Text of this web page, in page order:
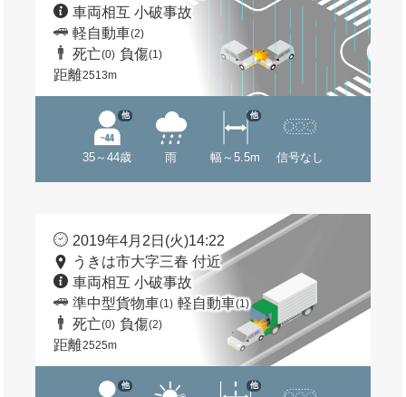
車両相互 小破事故
軽自動車(2)
死亡(0) 負傷(1)
距離2513m
35～44歳
他
雨 幅～5.5m
他
信号なし
2019年4月2日(火)14:22
うきは市大字三春 付近
車両相互 小破事故
準中型貨物車(1) 軽自動車(1)
死亡(0) 負傷(2)
距離2525m
他 他